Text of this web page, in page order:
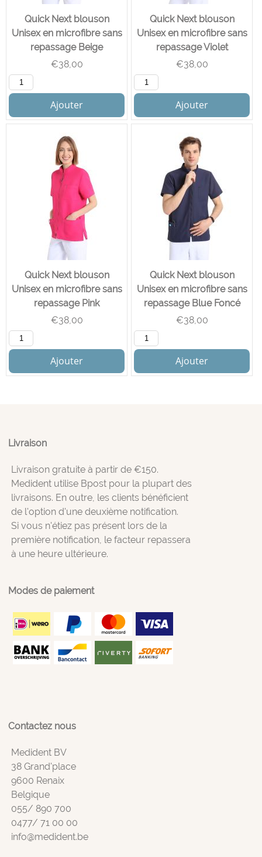
Quick Next blouson
Unisex en microfibre sans
repassage Beige
€38,00
Ajouter
Quick Next blouson
Unisex en microfibre sans
repassage Violet
€38,00
Ajouter
Quick Next blouson
Unisex en microfibre sans
repassage Pink
€38,00
Ajouter
Quick Next blouson
Unisex en microfibre sans
repassage Blue Foncé
€38,00
Ajouter
Livraison
Livraison gratuite à partir de €150.
Medident utilise Bpost pour la plupart des
livraisons. En outre, les clients bénéficient
de l'option d'une deuxième notification.
Si vous n'étiez pas présent lors de la
première notification, le facteur repassera
à une heure ultérieure.
Modes de paiement
Contactez nous
Medident BV
38 Grand'place
9600 Renaix
Belgique
055/ 890 700
0477/ 71 00 00
info@medident.be